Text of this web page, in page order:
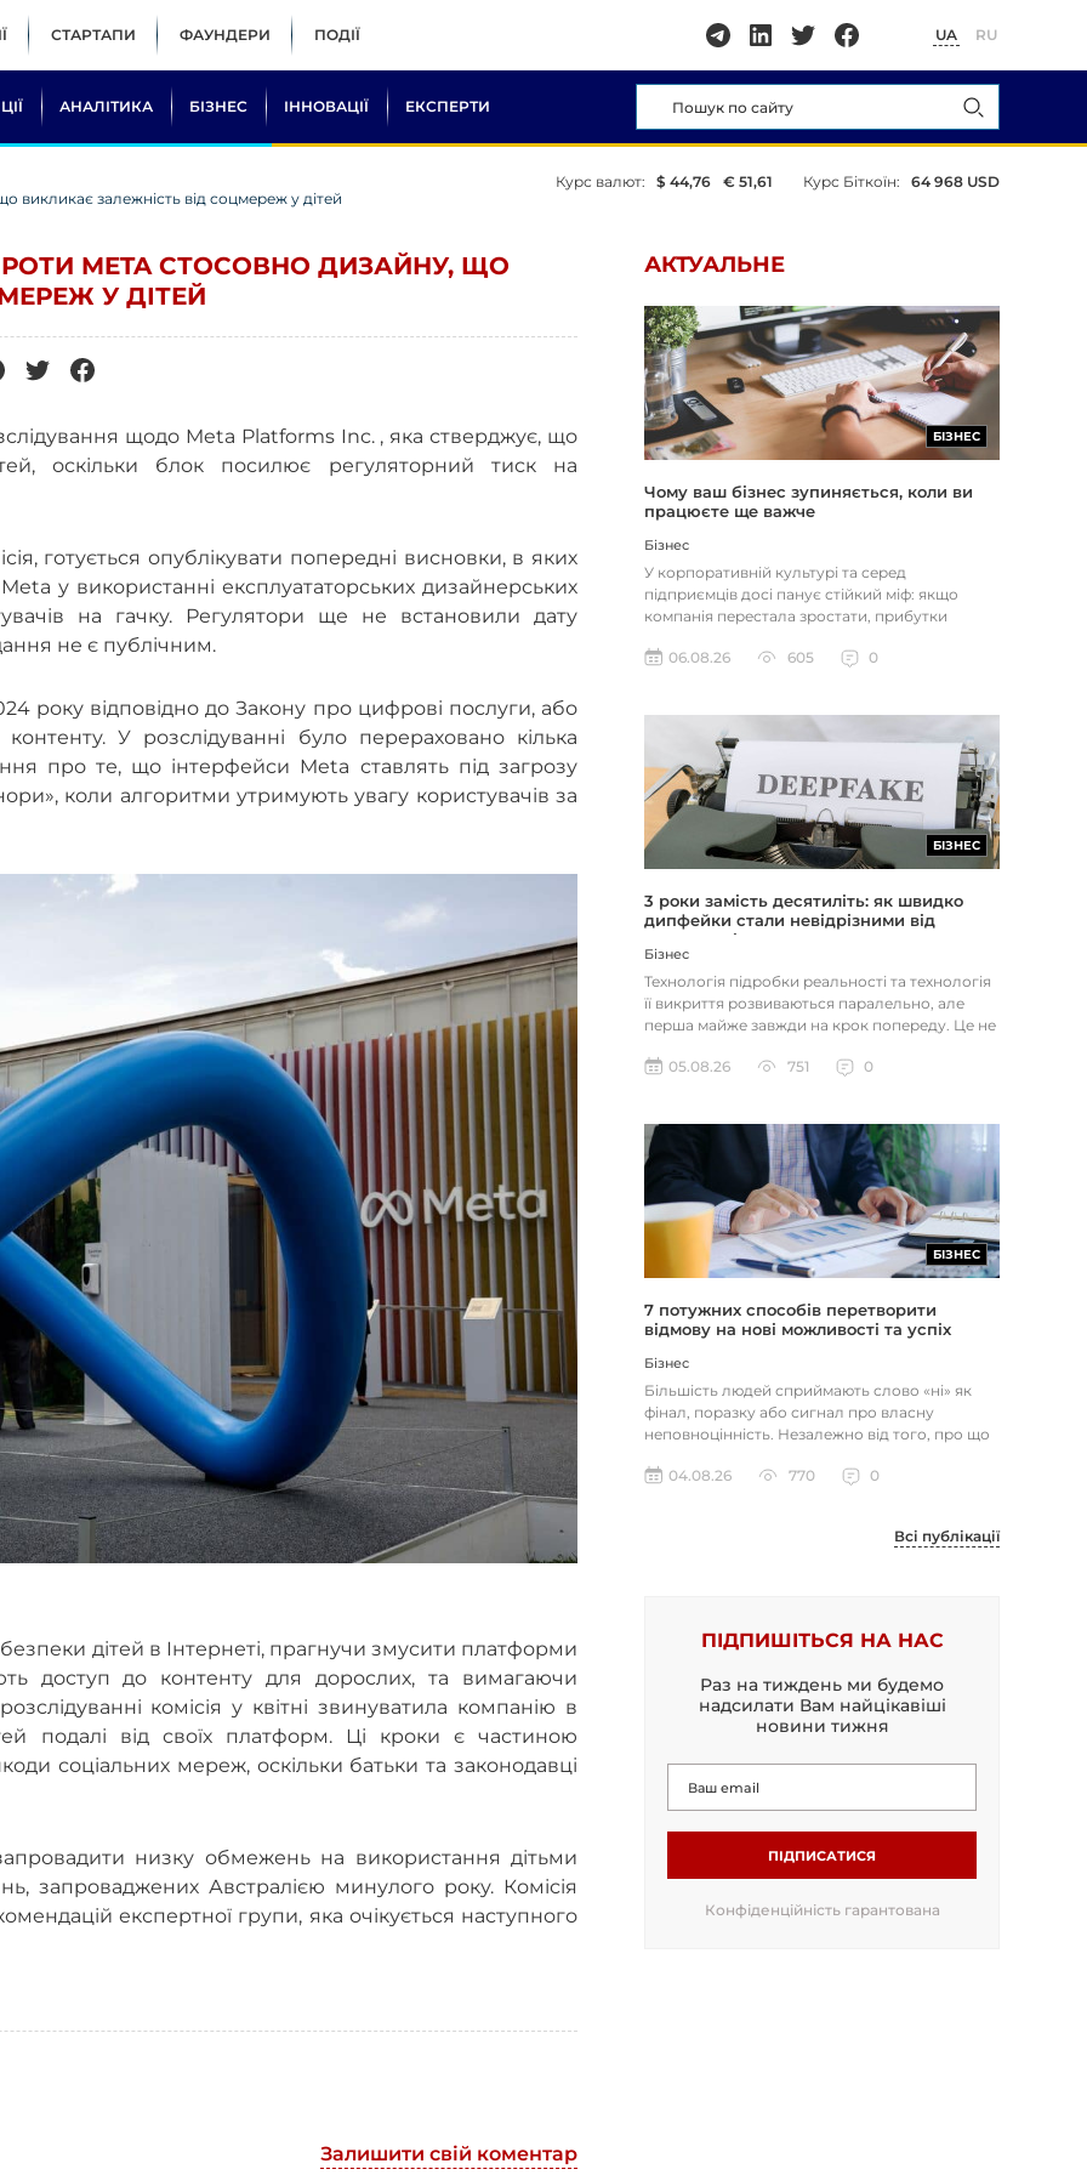
СТАРТАПИ ФАУНДЕРИ ПОДІЇ UA RU
АНАЛІТИКА БІЗНЕС ІННОВАЦІЇ ЕКСПЕРТИ
викликає залежність від соцмереж у дітей
Курс валют: $ 44,76 € 51,61 Курс Біткоїн: 64 968 USD
META СТОСОВНО ДИЗАЙНУ, ЩО
У ДІТЕЙ
щодо Meta Platforms Inc. , яка стверджує, що
оскільки блок посилює регуляторний тиск на
готується опублікувати попередні висновки, в яких
у використанні експлуататорських дизайнерських
на гачку. Регулятори ще не встановили дату
не є публічним.
року відповідно до Закону про цифрові послуги, або
У розслідуванні було перераховано кілька
про те, що інтерфейси Meta ставлять під загрозу
коли алгоритми утримують увагу користувачів за
дітей в Інтернеті, прагнучи змусити платформи
доступ до контенту для дорослих, та вимагаючи
комісія у квітні звинуватила компанію в
подалі від своїх платформ.
Ці кроки є частиною
соціальних мереж, оскільки батьки та законодавці
низку обмежень на використання дітьми
запроваджених Австралією минулого року. Комісія
експертної групи, яка очікується наступного
Залишити свій коментар
АКТУАЛЬНЕ
БІЗНЕС
Чому ваш бізнес зупиняється, коли ви
працюєте ще важче
Бізнес
У корпоративній культурі та серед
підприємців досі панує стійкий міф: якщо
компанія перестала зростати, прибутки
06.08.26
605 0
БІЗНЕС
3 роки замість десятиліть: як швидко
дипфейки стали невідрізними від
реальності
Бізнес
Технологія підробки реальності та технологія
її викриття розвиваються паралельно, але
перша майже завжди на крок попереду. Це не
05.08.26
751 0
БІЗНЕС
7 потужних способів перетворити
відмову на нові можливості та успіх
Бізнес
Більшість людей сприймають слово «ні» як
фінал, поразку або сигнал про власну
неповноцінність. Незалежно від того, про що
04.08.26
770 0
Всі публікації
ПІДПИШІТЬСЯ НА НАС
Раз на тиждень ми будемо
надсилати Вам найцікавіші
новини тижня
ПІДПИСАТИСЯ
Конфіденційність гарантована